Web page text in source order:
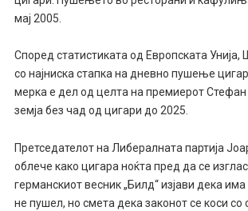
мај 2005.
Според статистиката од Европската Унија,
со најниска стапка на дневно пушење
мерка е дел од целта на премиерот
земја без чад од цигари до 2025.
Претседателот на Либералната партија
облече како цигара ноќта пред да се
германскиот весник „Билд“ изјави дека
не пушел, но смета дека законот се коси со